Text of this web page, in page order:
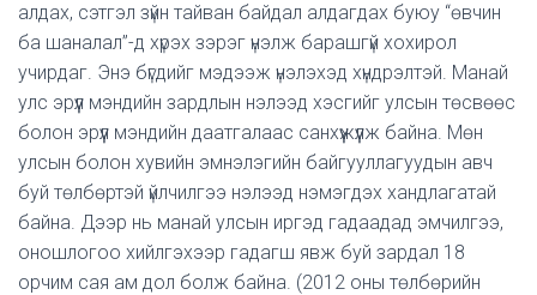
алдах, сэтгэл зүйн тайван байдал алдагдах буюу “өвчин
ба шаналал”-д хүрэх зэрэг үнэлж барашгүй хохирол
учирдаг. Энэ бүгдийг мэдээж үнэлэхэд хүндрэлтэй. Манай
улс эрүүл мэндийн зардлын нэлээд хэсгийг улсын төсвөөс
болон эрүүл мэндийн даатгалаас санхүүжүүлж байна. Мөн
улсын болон хувийн эмнэлэгийн байгууллагуудын авч
буй төлбөртэй үйлчилгээ нэлээд нэмэгдэх хандлагатай
байна. Дээр нь манай улсын иргэд гадаадад эмчилгээ,
оношлогоо хийлгэхээр гадагш явж буй зардал 18
орчим сая ам дол болж байна. (2012 оны төлбөрийн